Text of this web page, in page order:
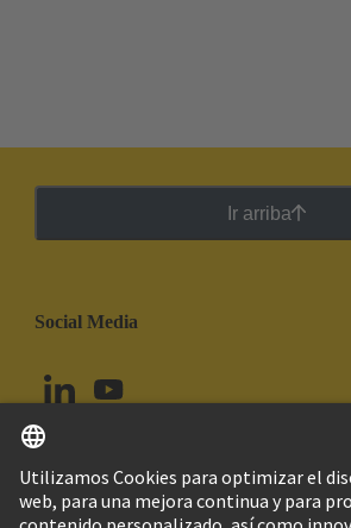
Ir arriba
Social Media
Colombia Español